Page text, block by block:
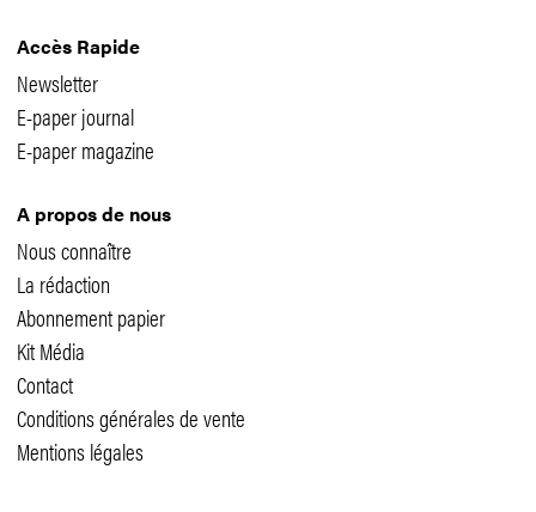
Accès Rapide
Newsletter
E-paper journal
E-paper magazine
A propos de nous
Nous connaître
La rédaction
Abonnement papier
Kit Média
Contact
Conditions générales de vente
Mentions légales